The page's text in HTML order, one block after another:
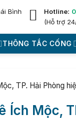
Bình
Hotline:
(Hỗ trợ
THÔNG TẮC CỐNG
TP. Hải Phòng
Mộc,